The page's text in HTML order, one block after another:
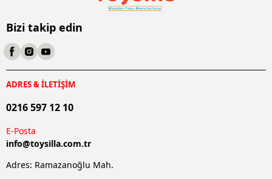
Bizi takip edin
ADRES & İLETİŞİM
0216 597 12 10
E-Posta
info@toysilla.com.tr
Adres: Ramazanoğlu Mah.